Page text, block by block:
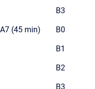
B3
A7 (45 min) B0
B1
B2
B3